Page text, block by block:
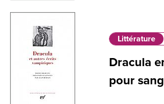
Littérature
Dracula
pour